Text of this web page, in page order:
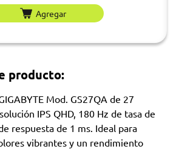
Agregar
producto:
Mod. GS27QA de 27
IPS QHD, 180 Hz de tasa de
respuesta de 1 ms. Ideal para
vibrantes y un rendimiento